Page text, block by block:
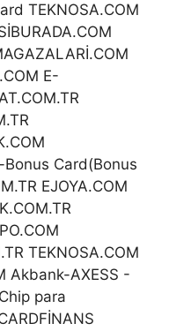
TEKNOSA.COM
E-
Bonus Card(Bonus
EJOYA.COM
TEKNOSA.COM
Akbank-AXESS -
para